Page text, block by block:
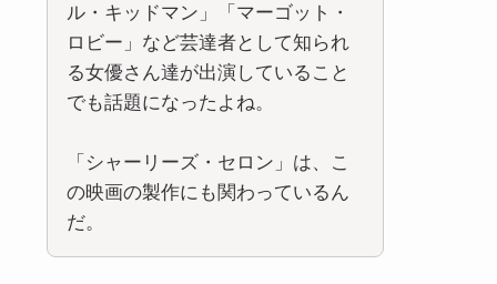
ル・キッドマン」「マーゴット・
ロビー」など芸達者として知られ
る女優さん達が出演していること
でも話題になったよね。
「シャーリーズ・セロン」は、こ
の映画の製作にも関わっているん
だ。